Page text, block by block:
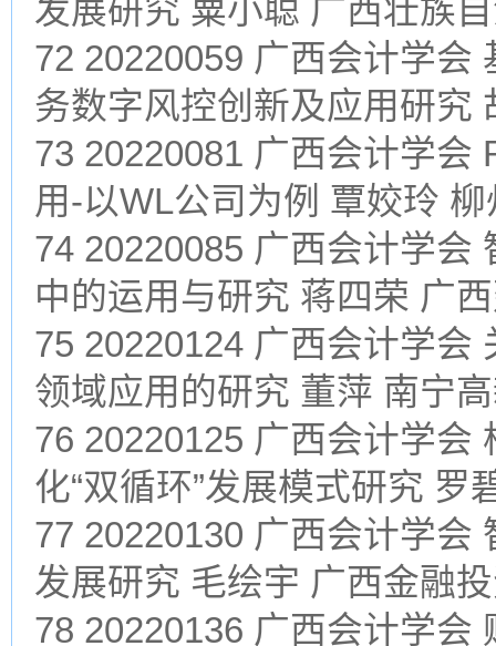
发展研究 粟小聪 广西壮族
72 20220059 广西会计学会
务数字风控创新及应用研究
73 20220081 广西会计学会
用-以WL公司为例 覃姣玲
74 20220085 广西会计学会
中的运用与研究 蒋四荣 广
75 20220124 广西会计学会
领域应用的研究 董萍 南宁
76 20220125 广西会计学会
化“双循环”发展模式研究 罗
77 20220130 广西会计学会
发展研究 毛绘宇 广西金融
78 20220136 广西会计学会